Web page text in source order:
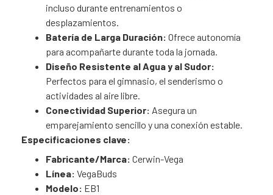
incluso durante entrenamientos o
desplazamientos.
Batería de Larga Duración: Ofrece autonomía
para acompañarte durante toda la jornada.
Diseño Resistente al Agua y al Sudor:
Perfectos para el gimnasio, el senderismo o
actividades al aire libre.
Conectividad Superior: Asegura un
emparejamiento sencillo y una conexión estable.
Especificaciones clave:
Fabricante/Marca: Cerwin-Vega
Línea: VegaBuds
Modelo: EB1